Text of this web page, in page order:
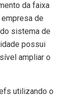
da faixa
de
sistema de
possui
ampliar o
utilizando o